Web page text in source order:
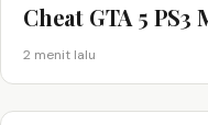
Cheat GTA 5
2 menit lalu